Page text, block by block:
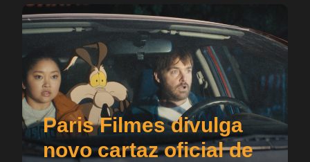
Paris Filmes divulga
novo cartaz oficial de